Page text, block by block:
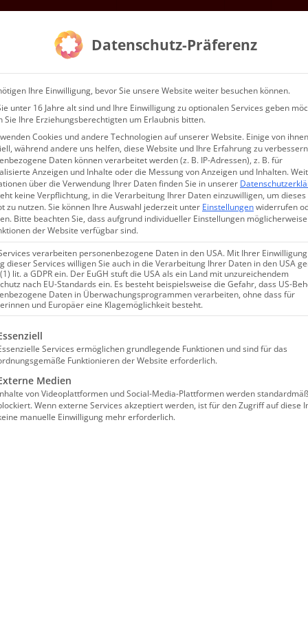
Es sind keine anstehenden Veranstaltungen vorhanden.
10. Juli 2022 [...]
Datenschutz-Präferenz
Ihre Einwilligung, bevor Sie unsere Website weiter besuchen können.
unter 16 Jahre alt sind und Ihre Einwilligung zu optionalen Services geben
Sie Ihre Erziehungsberechtigten um Erlaubnis bitten.
Cookies und andere Technologien auf unserer Website. Einige von
während andere uns helfen, diese Website und Ihre Erfahrung zu
Daten können verarbeitet werden (z. B. IP-Adressen), z. B. für
Anzeigen und Inhalte oder die Messung von Anzeigen und Inhalten.
über die Verwendung Ihrer Daten finden Sie in unserer
keine Verpflichtung, in die Verarbeitung Ihrer Daten einzuwilligen, um dieses
zu nutzen.Sie können Ihre Auswahl jederzeit unter Einstellungenwiderrufen
Bitte beachten Sie, dass aufgrund individueller Einstellungen
der Website verfügbar sind.
verarbeiten personenbezogene Daten in den USA. Mit Ihrer
dieser Services willigen Sie auch in die Verarbeitung Ihrer Daten in den USA
lit. a GDPR ein. Der EuGH stuft die USA als ein Land mit unzureichendem
nach EU-Standards ein. Es besteht beispielsweise die Gefahr, dass US-
Daten in Überwachungsprogrammen verarbeiten, ohne dass für
und Europäer eine Klagemöglichkeit besteht.
eine Liste der Service-Gruppen, für die eine
Services ermöglichen grundlegende Funktionen und sind für das
Funktionieren der Website erforderlich.
Medien
von Videoplattformen und Social-Media-Plattformen werden
Wenn externe Services akzeptiert werden, ist für den Zugriff auf diese
manuelle Einwilligung mehr erforderlich.